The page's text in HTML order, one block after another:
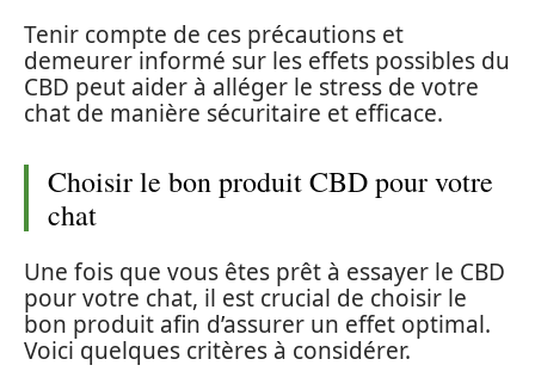
Tenir compte de ces précautions et
demeurer informé sur les effets possibles du
CBD peut aider à alléger le stress de votre
chat de manière sécuritaire et efficace.
Choisir le bon produit CBD pour votre
chat
Une fois que vous êtes prêt à essayer le CBD
pour votre chat, il est crucial de choisir le
bon produit afin d’assurer un effet optimal.
Voici quelques critères à considérer.